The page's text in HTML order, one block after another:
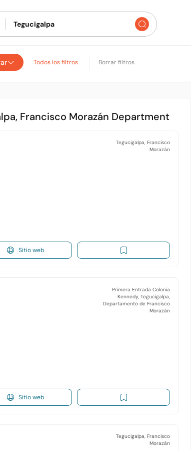
Todos los filtros Borrar filtros
Francisco Morazán Department
Tegucigalpa, Francisco
Morazán
Sitio web
Primera Entrada Colonia
Kennedy, Tegucigalpa,
Departamento de Francisco
Morazán
Sitio web
Tegucigalpa, Francisco
Morazán